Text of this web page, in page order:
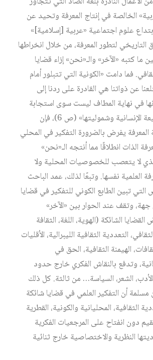
الخالصة في إنتاج المعرفة وتحيد عن
علوم اجتماعية «عربية [إسلامية]»
لتطور المعرفة، من خلال انخراطها
كتبه «الآخر» والـ«نحن» إزاء قضايا
فما دامت «الكونية التي تتبلور أمام
عن ذواتنا هي القادرة على ردنا إلى
في نهاية المطاف ليست سوى استجابة
أبرزتها كونية الطبيعة الإنسانية وشموليتها» (ص 6)، فإن
يفرض بالضرورة التفكير في المحلي
الذات انطلاقًا مما أنتجه الـ«نحن»
لا يتعصب للخصوصيات المحلية ولا
العلمية نفسها. وتبعًا لذلك، عمد الباحث
تبين الطابع الكوني للتفكير في قضايا
جهة، وتقف عند الحوار بين «الآخر»
الشائكة (الهوية، اللغة، الثقافة
التعددية الثقافية الليبرالية، الأقليات
الهيمنة الثقافية، الحق في
وتدفع بالنقاش الفكري خارج حدود
الشعر، السياسة… من ثالثة. كل ذلك
أن التفكير العلمي في قضايا شائكة
الثقافية، المحليانية والكونية، القطرية
دون انفتاح على المرجعيات الفكرية
النظرية والاختصاصية خارج ثنائية